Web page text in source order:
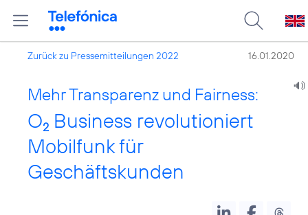
Zurück zu Pressemitteilungen 2022 16.01.2020
Mehr Transparenz und Fairness:
O2 Business revolutioniert
Mobilfunk für
Geschäftskunden